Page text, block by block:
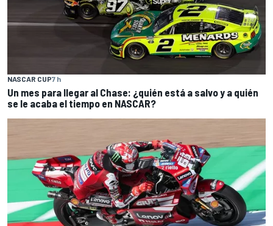
NASCAR CUP7 h
Un mes para llegar al Chase: ¿quién está a salvo y a quién
se le acaba el tiempo en NASCAR?